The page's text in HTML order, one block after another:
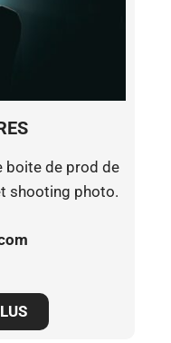
boite de prod de
shooting photo.